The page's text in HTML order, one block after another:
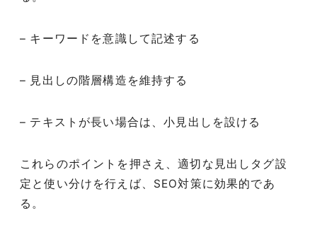
– キーワードを意識して記述する
– 見出しの階層構造を維持する
– テキストが長い場合は、小見出しを設ける
これらのポイントを押さえ、適切な見出しタグ設
定と使い分けを行えば、SEO対策に効果的であ
る。